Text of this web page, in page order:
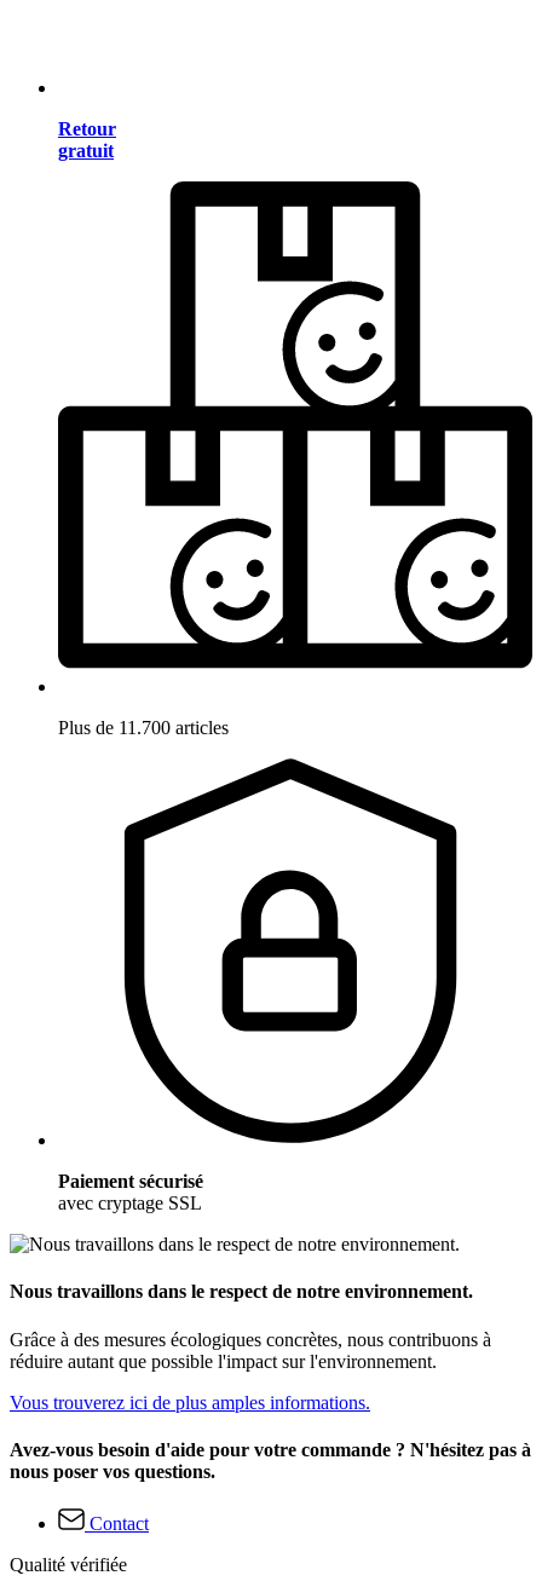
Retour
gratuit
Plus de 11.700 articles
Paiement sécurisé
avec cryptage SSL
Nous travaillons dans le respect de notre environnement.
Grâce à des mesures écologiques concrètes, nous contribuons à
réduire autant que possible l'impact sur l'environnement.
Vous trouverez ici de plus amples informations.
Avez-vous besoin d'aide pour votre commande ? N'hésitez pas à
nous poser vos questions.
Contact
Qualité vérifiée